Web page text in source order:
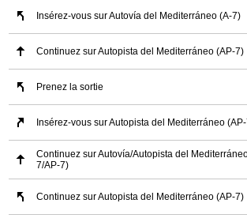
Insérez-vous sur Autovía del Mediterráneo (A-7)
Continuez sur Autopista del Mediterráneo (AP-7)
Prenez la sortie
Insérez-vous sur Autopista del Mediterráneo
Continuez sur Autovía/Autopista del
7/AP-7)
Continuez sur Autopista del Mediterráneo (AP-7)